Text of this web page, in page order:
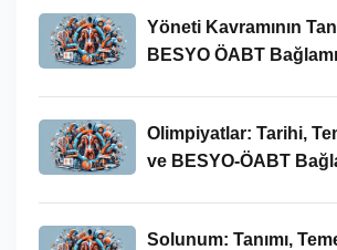
Yöneti Kavramının
BESYO ÖABT
Olimpiyatlar: Tarihi,
ve BESYO-ÖABT
Solunum: Tanımı,